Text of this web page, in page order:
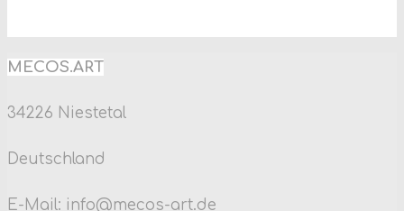
MECOS.ART
34226 Niestetal
Deutschland
E-Mail: info@mecos-art.de